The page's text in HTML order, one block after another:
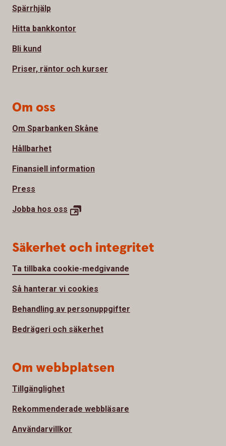
Spärrhjälp
Hitta bankkontor
Bli kund
Priser, räntor och kurser
Om oss
Om Sparbanken Skåne
Hållbarhet
Finansiell information
Press
Jobba hos oss
Säkerhet och integritet
Ta tillbaka cookie-medgivande
Så hanterar vi cookies
Behandling av personuppgifter
Bedrägeri och säkerhet
Om webbplatsen
Tillgänglighet
Rekommenderade webbläsare
Användarvillkor